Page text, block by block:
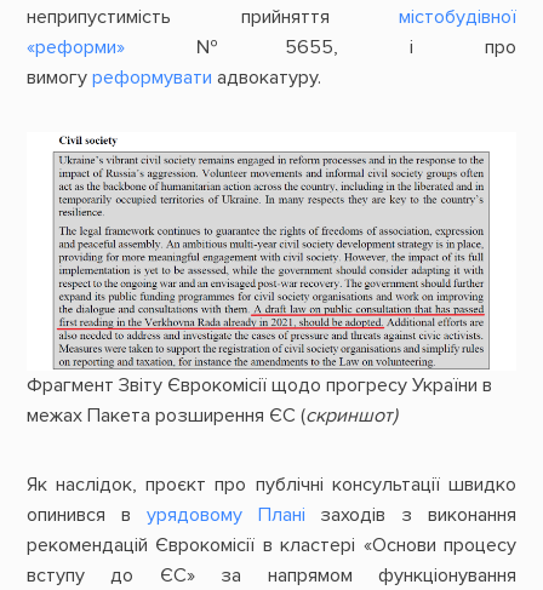
неприпустимість прийняттямістобудівної
«реформи»№5655, і про
вимогу реформувати адвокатуру.
Фрагмент Звіту Єврокомісії щодо прогресу України в
межах Пакета розширення ЄС (скриншот)
Як наслідок, проєкт про публічні консультації швидко
опинився в урядовому Плані заходів з виконання
рекомендацій Єврокомісії в кластері «Основи процесу
вступу до ЄС» за напрямом функціонування